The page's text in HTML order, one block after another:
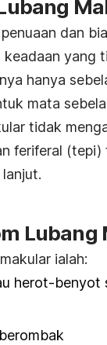
dan
yang
hanya
mata
tidak
feriferal
Lubang
ialah:
herot-benyot